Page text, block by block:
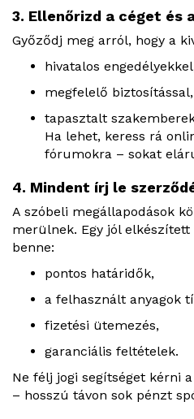
3. Ellenőrizd a céget és
Győződj meg arról, hogy a
hivatalos
megfelelő biztosítással,
tapasztalt
Ha lehet, keress rá
fórumokra – sokat
4. Mindent írj le
A szóbeli megállapodások
merülnek. Egy jól elkészített
benne:
pontos határidők,
a felhasznált anyagok
fizetési ütemezés,
garanciális feltételek.
Ne félj jogi segítséget kérni
– hosszú távon sok pénzt